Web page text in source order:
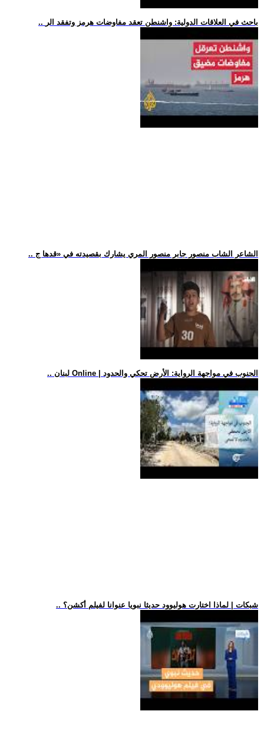
.. باحث في العلاقات الدولية: واشنطن تعقد مفاوضات هرمز وتفقد الر
.. الشاعر الشاب منصور جابر منصور المري يشارك بقصيدته في «قدها ج
.. لبنان Online | الجنوب في مواجهة الرواية: الأرض تحكي والحدود
.. شبكات | لماذا اختارت هوليوود حديثا نبويا عنوانا لفيلم أكشن؟